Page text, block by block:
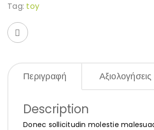
Tag: toy
Περιγραφή
Description
Donec sollicitudin molestie